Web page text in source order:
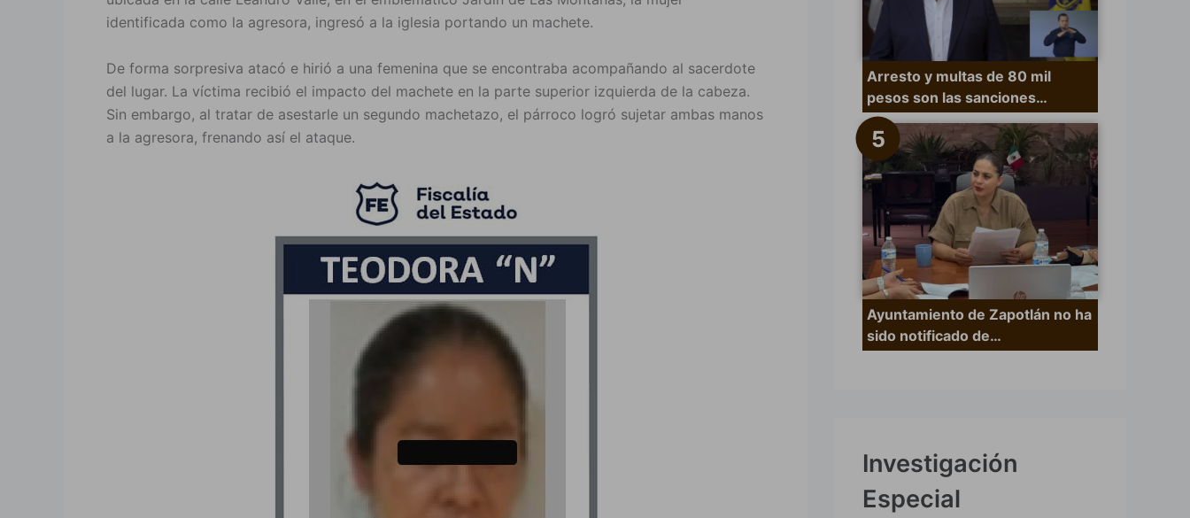
identificada como la agresora, ingresó a la iglesia portando un machete.
De forma sorpresiva atacó e hirió a una femenina que se encontraba acompañando al sacerdote
del lugar. La víctima recibió el impacto del machete en la parte superior izquierda de la cabeza.
Sin embargo, al tratar de asestarle un segundo machetazo, el párroco logró sujetar ambas manos
a la agresora, frenando así el ataque.
Arresto y multas de 80 mil
pesos son las sanciones…
Ayuntamiento de Zapotlán no ha
sido notificado de…
Investigación
Especial